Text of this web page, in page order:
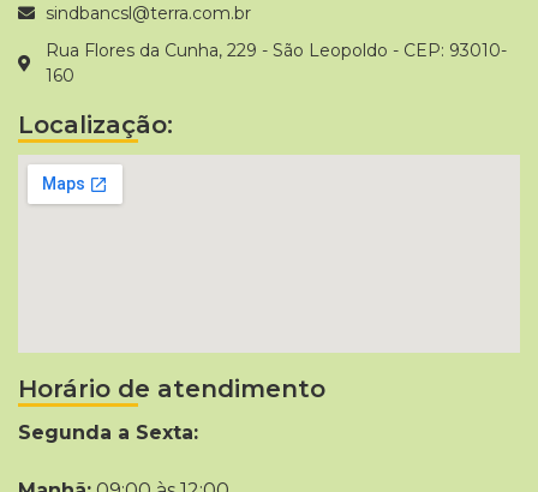
sindbancsl@terra.com.br
Rua Flores da Cunha, 229 - São Leopoldo - CEP: 93010-
160
Localização:
Horário de atendimento
Segunda a Sexta: